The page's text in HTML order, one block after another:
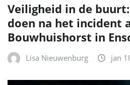
Veiligheid in de
doen na het incident
Bouwhuishorst in
Lisa Nieuwenburg jan